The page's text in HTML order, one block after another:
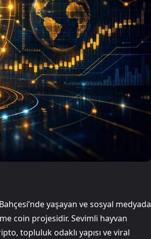
yaşayan ve sosyal medyada
coin projesidir. Sevimli hayvan
topluluk odaklı yapısı ve viral